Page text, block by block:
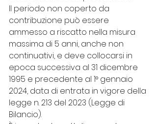
Il periodo non coperto da
contribuzione può essere
ammesso a riscatto nella misura
massima di 5 anni, anche non
continuativi, e deve collocarsi in
epoca successiva al 31 dicembre
1995 e precedente al 1° gennaio
2024, data di entrata in vigore della
legge n. 213 del 2023 (Legge di
Bilancio).